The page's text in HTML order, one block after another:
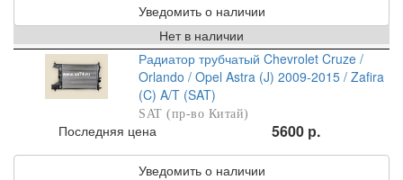
Уведомить о наличии
Нет в наличии
Радиатор трубчатый Chevrolet Cruze /
Orlando / Opel Astra (J) 2009-2015 / Zafira
(C) A/T (SAT)
SAT (пр-во Китай)
Последняя цена 5600 р.
Уведомить о наличии